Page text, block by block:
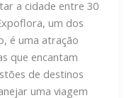
a cidade entre 30
um dos
é uma atração
que encantam
de destinos
uma viagem